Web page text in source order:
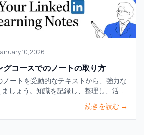
10, 2026
コースでのノートの取り方
ートを受動的なテキストから、強力な
しょう。知識を記録し、整理し、活用
続きを読む →